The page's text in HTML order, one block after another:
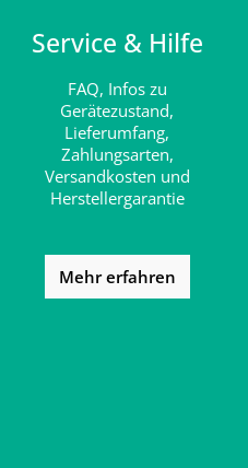
Service & Hilfe
FAQ, Infos zu
Gerätezustand,
Lieferumfang,
Zahlungsarten,
Versandkosten und
Herstellergarantie
Mehr erfahren